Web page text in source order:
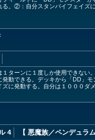
。②：自分スタンバイフェイズ
ターンに１度しか使用できない。
動できる。デッキから「DD」モ
に発動する。自分は１０００ダメ
4 【 悪魔族／ペンデュラ